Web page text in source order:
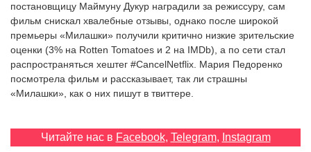
постановщицу Маймуну Дукур наградили за режиссуру, сам
фильм снискал хвалебные отзывы, однако после широкой
премьеры «Милашки» получили критично низкие зрительские
оценки (3% на Rotten Tomatoes и 2 на IMDb), а по сети стал
распространяться хештег #CancelNetflix. Мария Педоренко
посмотрела фильм и рассказывает, так ли страшны
«Милашки», как о них пишут в твиттере.
Читайте нас в Facebook, Telegram, Instagram